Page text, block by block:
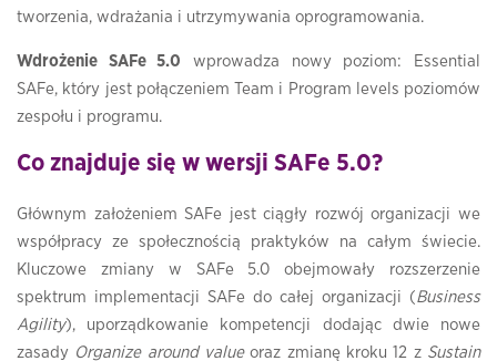
tworzenia, wdrażania i utrzymywania oprogramowania.
Wdrożenie SAFe 5.0 wprowadza nowy poziom: Essential
SAFe, który jest połączeniem Team i Program levels poziomów
zespołu i programu.
Co znajduje się w wersji SAFe 5.0?
Głównym założeniem SAFe jest ciągły rozwój organizacji we
współpracy ze społecznością praktyków na całym świecie.
Kluczowe zmiany w SAFe 5.0 obejmowały rozszerzenie
spektrum implementacji SAFe do całej organizacji (Business
Agility), uporządkowanie kompetencji dodając dwie nowe
zasady Organize around valueoraz zmianę kroku 12 z Sustain